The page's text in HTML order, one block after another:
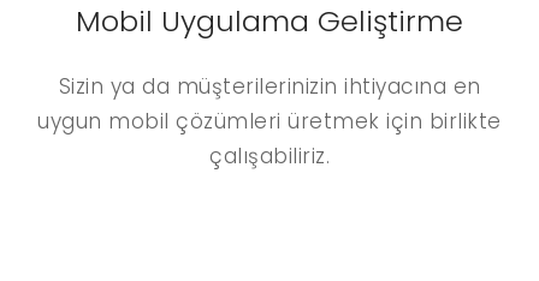
Mobil Uygulama Geliştirme
Sizin ya da müşterilerinizin ihtiyacına en
uygun mobil çözümleri üretmek için birlikte
çalışabiliriz.